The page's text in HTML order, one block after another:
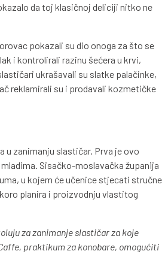
da toj klasičnoj deliciji nitko ne
pokazali su dio onoga za što se
i kontrolirali razinu šećera u krvi,
ukrašavali su slatke palačinke,
reklamirali su i prodavali kozmetičke
u zanimanju slastičar. Prva je ovo
Sisačko-moslavačka županija
u kojem će učenice stjecati stručne
planira i proizvodnju vlastitog
za zanimanje slastičar za koje
praktikum za konobare, omogućiti